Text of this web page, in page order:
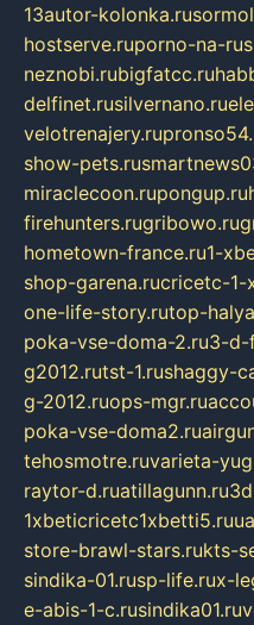
13autor-kolonka.ru
hostserve.ruporno-na-
neznobi.rubigfatcc.ru
delfinet.rusilvernano.ru
velotrenajery.ru
show-pets.ru
miraclecoon.rupongup.ru
firehunters.rugribowo.ru
hometown-france.ru1-
shop-garena.rucricetc-1-
one-life-story.rutop-
poka-vse-doma-2.ru3-d-
g2012.rutst-1.rushaggy-
g-2012.ruops-mgr.ru
poka-vse-doma2.ru
tehosmotre.ruvarieta-
raytor-d.ruatillagunn.ru
1xbeticricetc1xbetti5.ru
store-brawl-stars.rukts-
sindika-01.rusp-life.rux-
e-abis-1-c.rusindika01.ru